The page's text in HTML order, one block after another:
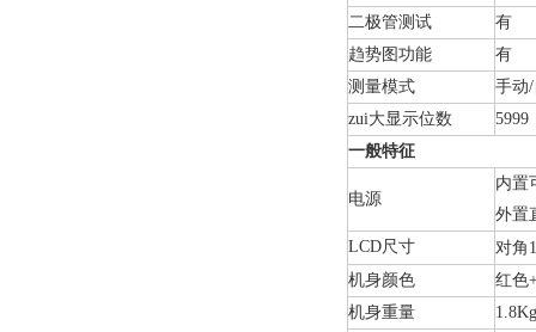
二极管测试
有
趋势图功能
有
测量模式
手动
zui大显示位数
5999
一般特征
电源
内置
外置
LCD尺寸 对角
机身颜色
红色
机身重量
1.8Kg